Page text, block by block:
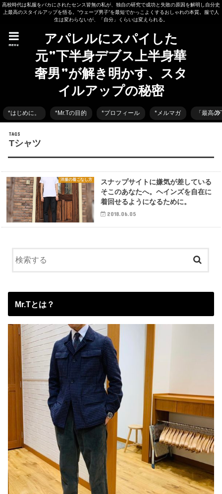
高校時代は私服をバカにされたセンス皆無の私が、独自の研究で成功と失敗の原因を解明し自分史
上最高のスタイルアップを悟る。”ウェーブ男子”を最短でかっこよくするおしゃれの本質。服で人
生は変わらないが、「自分」くらいは変えられる。
アパレルにスパイした
元”下半身デブス上半身華
奢男”が解き明かす、スタ
イルアップの秘密
menu
*はじめに。 *Mr.Tの目的 *プロフィール *メルマガ 「最高
Tシャツ
洋服の着こなし方
スナップサイトに嫌気が差している
そこのあなたへ。ヘインズを自在に
着回せるようになるために。
2018.06.05
Mr.Tとは？